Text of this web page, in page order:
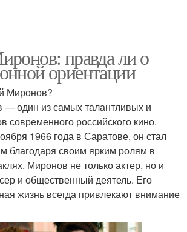
правда ли о
ориентации
Миронов?
— один из самых талантливых и
современного российского кино.
1966 года в Саратове, он стал
благодаря своим ярким ролям в
Миронов не только актер, но и
и общественный деятель. Его
жизнь всегда привлекают внимание